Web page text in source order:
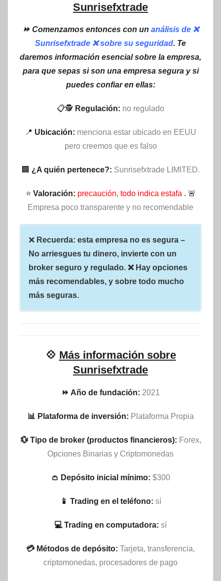
Sunrisefxtrade
⏩ Comenzamos entonces con un análisis de ❌
Sunrisefxtrade ❌ sobre su seguridad. Te
daremos información esencial sobre la empresa,
para que sepas si son una empresa segura y si
puedes confiar en ellas:
📋🕵 Regulación: no regulado
📍 Ubicación: menciona estar ubicado en EEUU
pero creemos que es falso
🏢 ¿A quién pertenece?: Sunrisefxtrade LIMITED.
⭐ Valoración: precaución, todo indica estafa . 🚨
Empresa poco transparente y no recomendable
❌ Recuerda: esta empresa no es segura –
No arriesgues tu dinero, invierte con un
broker seguro y regulado. ❌ Hay opciones
más recomendables, y sobre todo mucho
más seguras.
💠 Más información sobre
Sunrisefxtrade
⏩ Año de fundación: 2021
📊 Plataforma de inversión: Plataforma Propia
💱 Tipo de broker (productos financieros): Forex,
Opciones Binarias y Criptomonedas
👛 Depósito inicial mínimo: $300
📱 Trading en el teléfono: sí
💻 Trading en computadora: sí
💳 Métodos de depósito: Tarjeta, transferencia,
criptomonedas, procesadores de pago